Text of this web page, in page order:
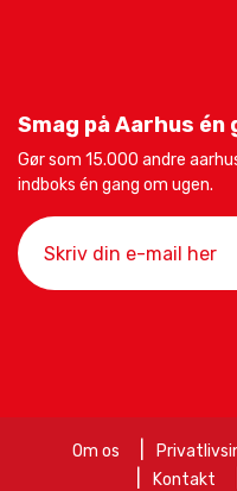
Smag på Aarhus én
Gør som 15.000 andre
indboks én gang om ugen.
Om os
Kontakt